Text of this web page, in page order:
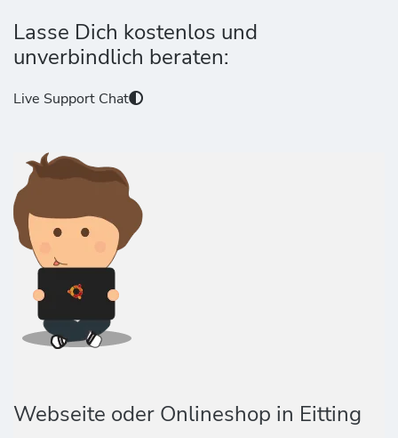
Lasse Dich kostenlos und
unverbindlich beraten:
Live Support Chat
Webseite oder Onlineshop in Eitting